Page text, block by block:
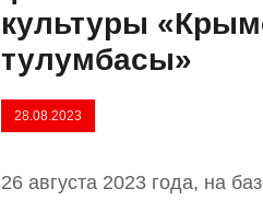
культуры
тулумбасы»
28.08.2023
26 августа 2023 года, на